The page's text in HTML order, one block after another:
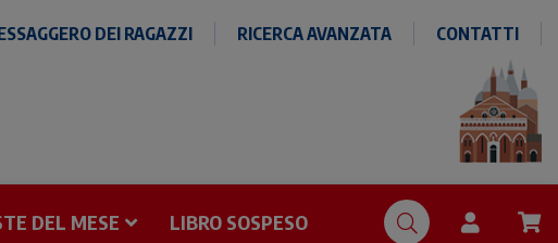
DEI RAGAZZI RICERCA AVANZATA CONTATTI
DEL MESE LIBRO SOSPESO